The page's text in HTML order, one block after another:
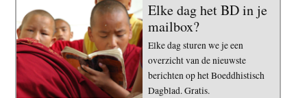
Elke dag het BD in je
mailbox?
Elke dag sturen we je een
overzicht van de nieuwste
berichten op het Boeddhistisch
Dagblad. Gratis.